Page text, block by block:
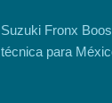
Suzuki Fronx
técnica para